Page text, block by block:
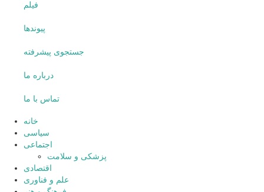
فیلم
پیوندها
جستجوی پیشرفته
درباره ما
تماس با ما
خانه
سیاسی
اجتماعی
پزشکی و سلامت
اقتصادی
علم و فناوری